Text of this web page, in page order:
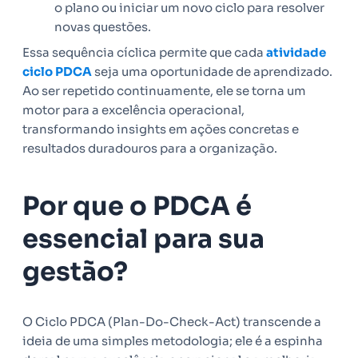
o plano ou iniciar um novo ciclo para resolver
novas questões.
Essa sequência cíclica permite que cada atividade
ciclo PDCAseja uma oportunidade de aprendizado.
Ao ser repetido continuamente, ele se torna um
motor para a excelência operacional,
transformando insights em ações concretas e
resultados duradouros para a organização.
Por que o PDCA é
essencial para sua
gestão?
O Ciclo PDCA (Plan-Do-Check-Act) transcende a
ideia de uma simples metodologia; ele é a espinha